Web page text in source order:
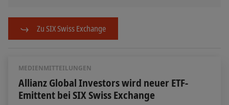
Zu SIX Swiss Exchange
MEDIENMITTEILUNGEN
Allianz Global Investors wird neuer ETF-
Emittent bei SIX Swiss Exchange